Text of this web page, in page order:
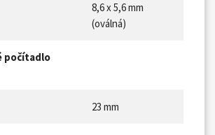
8,6 x 5,6 mm
(oválná)
počítadlo
23 mm